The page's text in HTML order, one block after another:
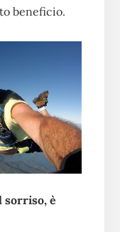
beneficio.
sorriso, è